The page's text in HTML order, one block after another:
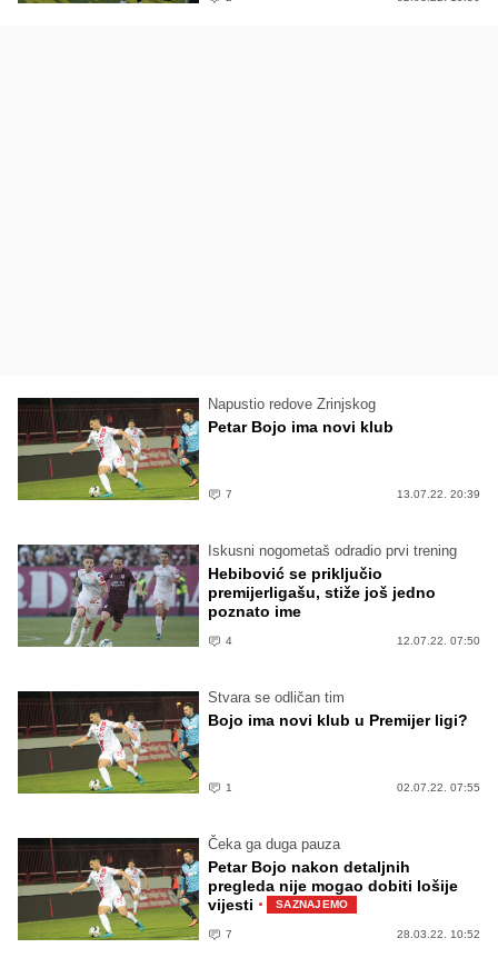
Napustio redove Zrinjskog
Petar Bojo ima novi klub
7 13.07.22. 20:39
Iskusni nogometaš odradio prvi trening
Hebibović se priključio
premijerligašu, stiže još jedno
poznato ime
4 12.07.22. 07:50
Stvara se odličan tim
Bojo ima novi klub u Premijer ligi?
1 02.07.22. 07:55
Čeka ga duga pauza
Petar Bojo nakon detaljnih
pregleda nije mogao dobiti lošije
vijesti · SAZNAJEMO
7 28.03.22. 10:52